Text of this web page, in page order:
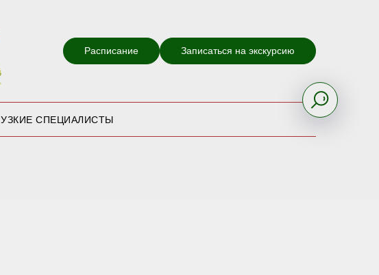
Расписание Записаться на экскурсию
УЗКИЕ СПЕЦИАЛИСТЫ